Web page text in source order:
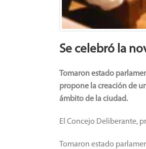
Se celebró la
Tomaron estado
propone la creación de
ámbito de la ciudad.
El Concejo Deliberante,
Tomaron estado